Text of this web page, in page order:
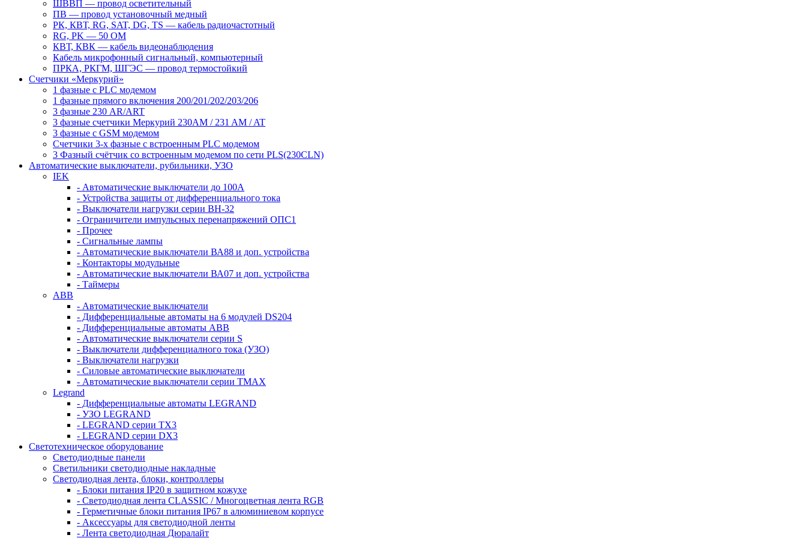
ШВВП — провод осветительный
ПВ ― провод установочный медный
РК, КВТ, RG, SAT, DG, TS ― кабель радиочастотный
RG, PK ― 50 ОМ
КВТ, КВК ― кабель видеонаблюдения
Кабель микрофонный сигнальный, компьютерный
ПРКА, РКГМ, ШГЭС ― провод термостойкий
Счетчики «Меркурий»
1 фазные с PLC модемом
1 фазные прямого включения 200/201/202/203/206
3 фазные 230 AR/ART
3 фазные счетчики Меркурий 230AM / 231 AM / AT
3 фазные с GSM модемом
Счетчики 3-х фазные с встроенным PLC модемом
3 Фазный счётчик со встроенным модемом по сети PLS(230CLN)
Автоматические выключатели, рубильники, УЗО
IEK
- Автоматические выключатели до 100A
- Устройства защиты от дифференциального тока
- Выключатели нагрузки серии ВН-32
- Ограничители импульсных перенапряжений ОПС1
- Прочее
- Сигнальные лампы
- Автоматические выключатели ВА88 и доп. устройства
- Контакторы модульные
- Автоматические выключатели ВА07 и доп. устройства
- Таймеры
ABB
- Автоматические выключатели
- Дифференциальные автоматы на 6 модулей DS204
- Дифференциальные автоматы АВВ
- Автоматические выключатели серии S
- Выключатели дифференциалного тока (УЗО)
- Выключатели нагрузки
- Силовые автоматические выключатели
- Автоматические выключатели серии ТМАХ
Legrand
- Дифференциальные автоматы LEGRAND
- УЗО LEGRAND
- LEGRAND серии ТХ3
- LEGRAND серии DХ3
Светотехническое оборудование
Светодиодные панели
Светильники светодиодные накладные
Светодиодная лента, блоки, контроллеры
- Блоки питания IP20 в защитном кожухе
- Светодиодная лента CLASSIC / Многоцветная лента RGB
- Герметичные блоки питания IP67 в алюминиевом корпусе
- Аксессуары для светодиодной ленты
- Лента светодиодная Дюралайт